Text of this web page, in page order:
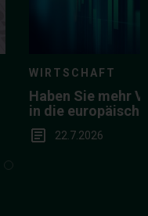
WIRTSCHAFT
Haben Sie mehr
in die
22.7.2026